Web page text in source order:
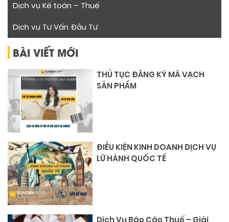
Dịch vụ Kế toán – Thuế
Dịch vụ Tư Vấn Đầu Tư
BÀI VIẾT MỚI
THỦ TỤC ĐĂNG KÝ MÃ VẠCH
SẢN PHẨM
ĐIỀU KIỆN KINH DOANH DỊCH VỤ
LỮ HÀNH QUỐC TẾ
Dịch Vụ Báo Cáo Thuế – Giải